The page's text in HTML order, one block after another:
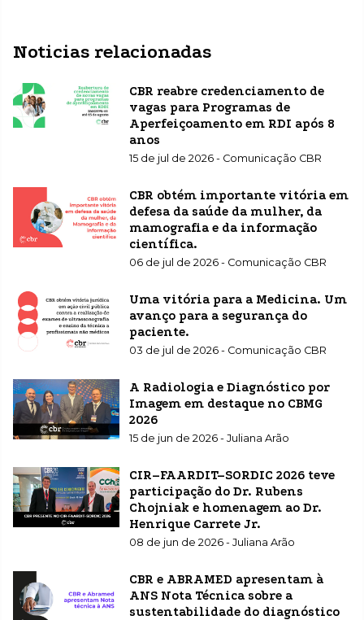
Noticias relacionadas
CBR reabre credenciamento de
vagas para Programas de
Aperfeiçoamento em RDI após 8
anos
15 de jul de 2026 - Comunicação CBR
CBR obtém importante vitória em
defesa da saúde da mulher, da
mamografia e da informação
científica.
06 de jul de 2026 - Comunicação CBR
Uma vitória para a Medicina. Um
avanço para a segurança do
paciente.
03 de jul de 2026 - Comunicação CBR
A Radiologia e Diagnóstico por
Imagem em destaque no CBMG
2026
15 de jun de 2026 - Juliana Arão
CIR–FAARDIT–SORDIC 2026 teve
participação do Dr. Rubens
Chojniak e homenagem ao Dr.
Henrique Carrete Jr.
08 de jun de 2026 - Juliana Arão
CBR e ABRAMED apresentam à
ANS Nota Técnica sobre a
sustentabilidade do diagnóstico